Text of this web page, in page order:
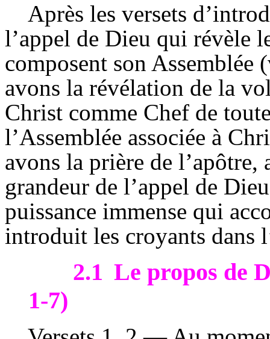
Après les versets
l’appel de Dieu qui révèle
composent son Assemblée
avons la révélation de la
Christ comme Chef de
l’Assemblée associée à
avons la prière de
grandeur de l’appel de
puissance immense qui
introduit les croyants dans
2.1 Le propos de
1-7)